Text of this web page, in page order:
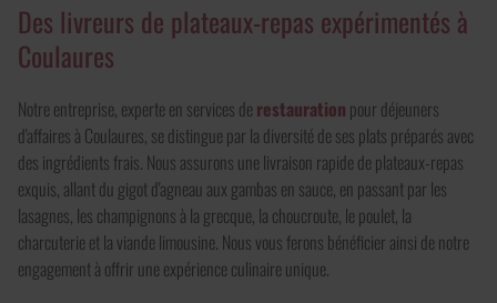
Des livreurs de plateaux-repas expérimentés à
Coulaures
Notre entreprise, experte en services derestauration pour déjeuners
d'affaires à Coulaures, se distingue par la diversité de ses plats préparés avec
des ingrédients frais. Nous assurons une livraison rapide de plateaux-repas
exquis, allant du gigot d'agneau aux gambas en sauce, en passant par les
lasagnes, les champignons à la grecque, la choucroute, le poulet, la
charcuterie et la viande limousine. Nous vous ferons bénéficier ainsi de notre
engagement à offrir une expérience culinaire unique.